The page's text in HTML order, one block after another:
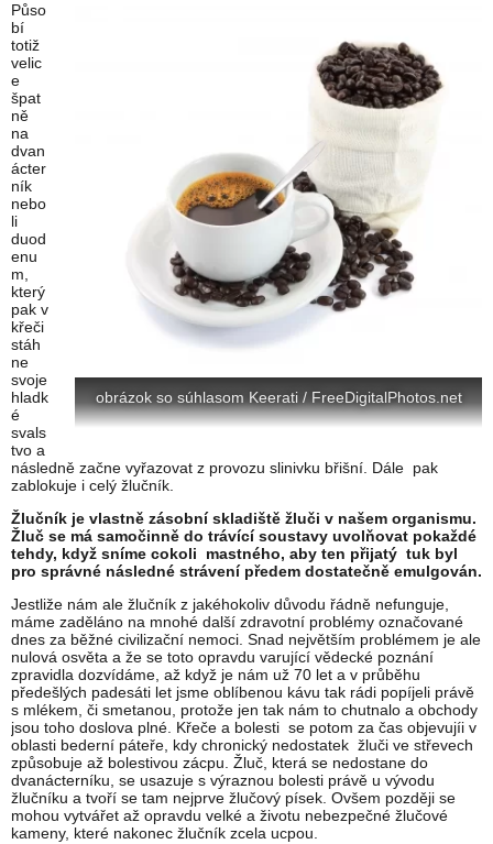
obrázok so súhlasom Keerati / FreeDigitalPhotos.net
Půso
bí
totiž
velic
e
špat
ně
na
dvan
ácter
ník
nebo
li
duod
enu
m,
který
pak v
křeči
stáh
ne
svoje
hladk
é
svals
tvo a
následně začne vyřazovat z provozu slinivku břišní. Dále pak
zablokuje i celý žlučník.
Žlučník je vlastně zásobní skladiště žluči v našem organismu.
Žluč se má samočinně do trávící soustavy uvolňovat pokaždé
tehdy, když sníme cokoli mastného, aby ten přijatý tuk byl
pro správné následné strávení předem dostatečně emulgován.
Jestliže nám ale žlučník z jakéhokoliv důvodu řádně nefunguje,
máme zaděláno na mnohé další zdravotní problémy označované
dnes za běžné civilizační nemoci. Snad největším problémem je ale
nulová osvěta a že se toto opravdu varující vědecké poznání
zpravidla dozvídáme, až když je nám už 70 let a v průběhu
předešlých padesáti let jsme oblíbenou kávu tak rádi popíjeli právě
s mlékem, či smetanou, protože jen tak nám to chutnalo a obchody
jsou toho doslova plné. Křeče a bolesti se potom za čas objevujíi v
oblasti bederní páteře, kdy chronický nedostatek žluči ve střevech
způsobuje až bolestivou zácpu. Žluč, která se nedostane do
dvanácterníku, se usazuje s výraznou bolesti právě u vývodu
žlučníku a tvoří se tam nejprve žlučový písek. Ovšem později se
mohou vytvářet až opravdu velké a životu nebezpečné žlučové
kameny, které nakonec žlučník zcela ucpou.